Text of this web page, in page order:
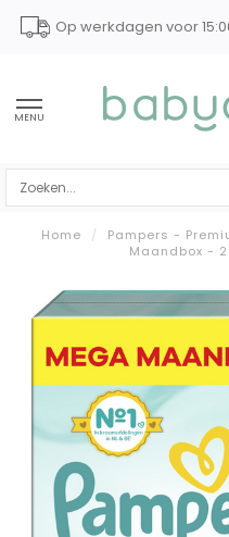
Op werkdagen voor
MENU
Home /
Pampers -
Maandbox -